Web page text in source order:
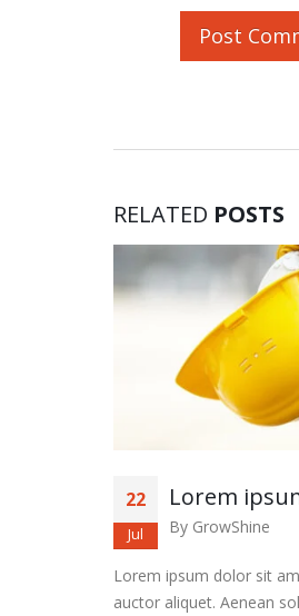
RELATED POSTS
22
Jul
Lorem
By GrowShine
Lorem ipsum dolor sit
auctor aliquet. Aenean